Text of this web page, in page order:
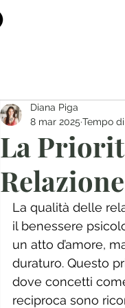
La
Relazione
Diana Piga
8 mar 2025 Tempo
La qualità delle
il benessere
un atto d’amore,
duraturo. Questo
dove concetti
reciproca sono